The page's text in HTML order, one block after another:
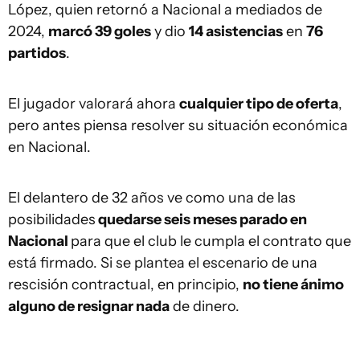
López, quien retornó a Nacional a mediados de
2024, marcó 39 golesy dio 14 asistenciasen 76
partidos.
El jugador valorará ahora cualquier tipo de oferta,
pero antes piensa resolver su situación económica
en Nacional.
El delantero de 32 años ve como una de las
posibilidadesquedarse seis meses parado en
Nacional para que el club le cumpla el contrato que
está firmado. Si se plantea el escenario de una
rescisión contractual, en principio, no tiene ánimo
alguno de resignar nadade dinero.